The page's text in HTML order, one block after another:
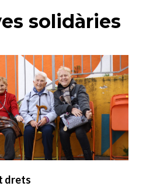
solidàries
drets